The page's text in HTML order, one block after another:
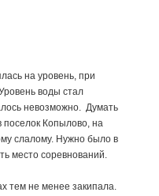
на уровень, при
воды стал
невозможно. Думать
поселок Копылово, на
слалому. Нужно было в
место соревнований.
тем не менее закипала.